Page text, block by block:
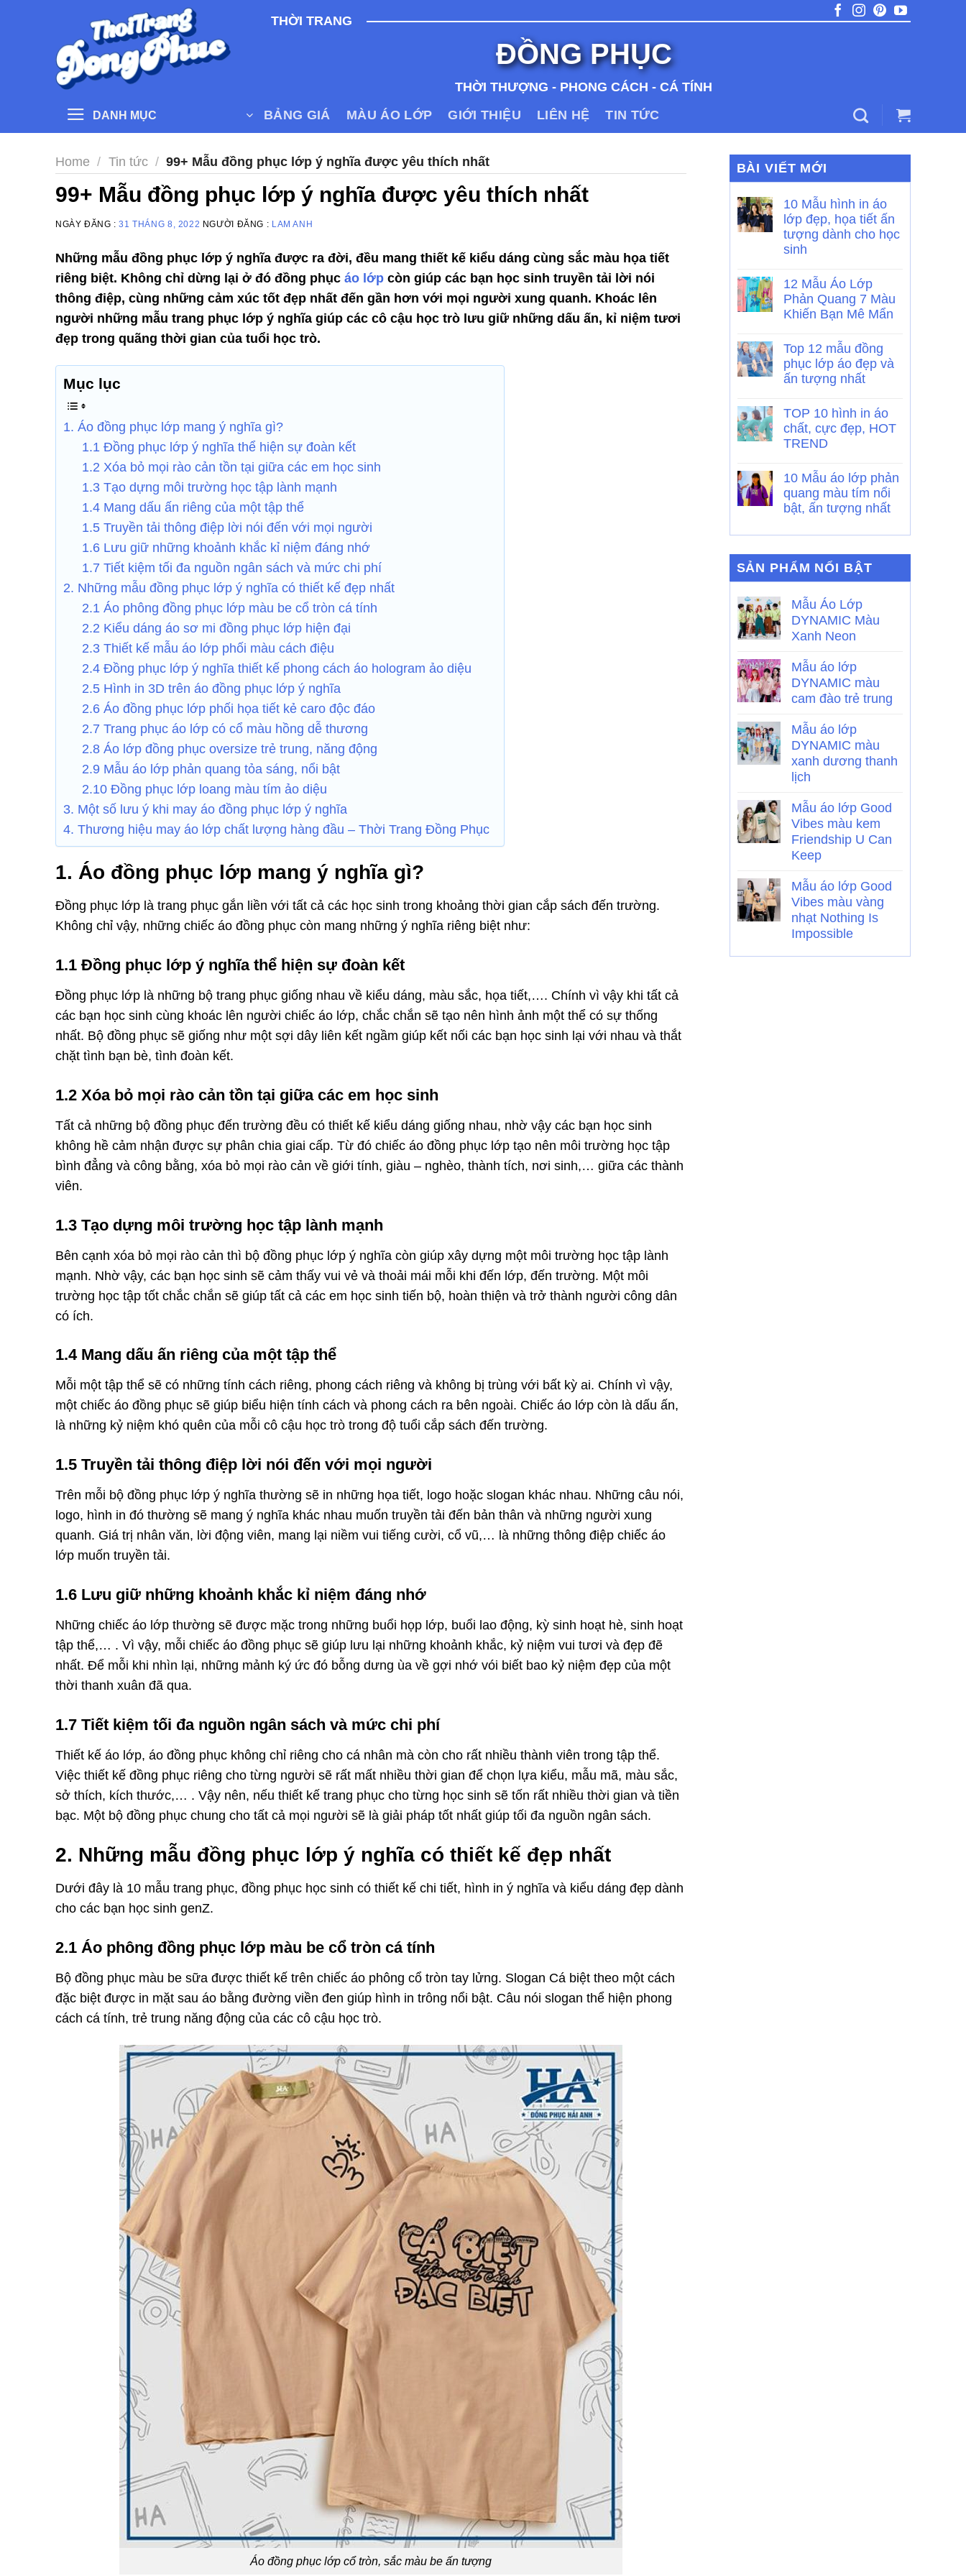
THỜI TRANG
ĐỒNG PHỤC
THỜI THƯỢNG - PHONG CÁCH - CÁ TÍNH
DANH MỤC BẢNG GIÁ MÀU ÁO LỚP GIỚI THIỆU LIÊN HỆ TIN TỨC
Home / Tin tức / 99+ Mẫu đồng phục lớp ý nghĩa được yêu thích nhất
99+ Mẫu đồng phục lớp ý nghĩa được yêu thích nhất
NGÀY ĐĂNG :31 THÁNG 8, 2022 NGƯỜI ĐĂNG : LAM ANH
Những mẫu đồng phục lớp ý nghĩa được ra đời, đều mang thiết kế kiểu dáng cùng sắc màu họa tiết
riêng biệt. Không chỉ dừng lại ở đó đồng phục áo lớp còn giúp các bạn học sinh truyền tải lời nói
thông điệp, cùng những cảm xúc tốt đẹp nhất đến gần hơn với mọi người xung quanh. Khoác lên
người những mẫu trang phục lớp ý nghĩa giúp các cô cậu học trò lưu giữ những dấu ấn, kỉ niệm tươi
đẹp trong quãng thời gian của tuổi học trò.
Mục lục
1. Áo đồng phục lớp mang ý nghĩa gì?
1.1 Đồng phục lớp ý nghĩa thể hiện sự đoàn kết
1.2 Xóa bỏ mọi rào cản tồn tại giữa các em học sinh
1.3 Tạo dựng môi trường học tập lành mạnh
1.4 Mang dấu ấn riêng của một tập thể
1.5 Truyền tải thông điệp lời nói đến với mọi người
1.6 Lưu giữ những khoảnh khắc kỉ niệm đáng nhớ
1.7 Tiết kiệm tối đa nguồn ngân sách và mức chi phí
2. Những mẫu đồng phục lớp ý nghĩa có thiết kế đẹp nhất
2.1 Áo phông đồng phục lớp màu be cổ tròn cá tính
2.2 Kiểu dáng áo sơ mi đồng phục lớp hiện đại
2.3 Thiết kế mẫu áo lớp phối màu cách điệu
2.4 Đồng phục lớp ý nghĩa thiết kế phong cách áo hologram ảo diệu
2.5 Hình in 3D trên áo đồng phục lớp ý nghĩa
2.6 Áo đồng phục lớp phối họa tiết kẻ caro độc đáo
2.7 Trang phục áo lớp có cổ màu hồng dễ thương
2.8 Áo lớp đồng phục oversize trẻ trung, năng động
2.9 Mẫu áo lớp phản quang tỏa sáng, nổi bật
2.10 Đồng phục lớp loang màu tím ảo diệu
3. Một số lưu ý khi may áo đồng phục lớp ý nghĩa
4. Thương hiệu may áo lớp chất lượng hàng đầu – Thời Trang Đồng Phục
1. Áo đồng phục lớp mang ý nghĩa gì?
Đồng phục lớp là trang phục gắn liền với tất cả các học sinh trong khoảng thời gian cắp sách đến trường.
Không chỉ vậy, những chiếc áo đồng phục còn mang những ý nghĩa riêng biệt như:
1.1 Đồng phục lớp ý nghĩa thể hiện sự đoàn kết
Đồng phục lớp là những bộ trang phục giống nhau về kiểu dáng, màu sắc, họa tiết,…. Chính vì vậy khi tất cả
các bạn học sinh cùng khoác lên người chiếc áo lớp, chắc chắn sẽ tạo nên hình ảnh một thể có sự thống
nhất. Bộ đồng phục sẽ giống như một sợi dây liên kết ngầm giúp kết nối các bạn học sinh lại với nhau và thắt
chặt tình bạn bè, tình đoàn kết.
1.2 Xóa bỏ mọi rào cản tồn tại giữa các em học sinh
Tất cả những bộ đồng phục đến trường đều có thiết kế kiểu dáng giống nhau, nhờ vậy các bạn học sinh
không hề cảm nhận được sự phân chia giai cấp. Từ đó chiếc áo đồng phục lớp tạo nên môi trường học tập
bình đẳng và công bằng, xóa bỏ mọi rào cản về giới tính, giàu – nghèo, thành tích, nơi sinh,… giữa các thành
viên.
1.3 Tạo dựng môi trường học tập lành mạnh
Bên cạnh xóa bỏ mọi rào cản thì bộ đồng phục lớp ý nghĩa còn giúp xây dựng một môi trường học tập lành
mạnh. Nhờ vậy, các bạn học sinh sẽ cảm thấy vui vẻ và thoải mái mỗi khi đến lớp, đến trường. Một môi
trường học tập tốt chắc chắn sẽ giúp tất cả các em học sinh tiến bộ, hoàn thiện và trở thành người công dân
có ích.
1.4 Mang dấu ấn riêng của một tập thể
Mỗi một tập thể sẽ có những tính cách riêng, phong cách riêng và không bị trùng với bất kỳ ai. Chính vì vậy,
một chiếc áo đồng phục sẽ giúp biểu hiện tính cách và phong cách ra bên ngoài. Chiếc áo lớp còn là dấu ấn,
là những kỷ niệm khó quên của mỗi cô cậu học trò trong độ tuổi cắp sách đến trường.
1.5 Truyền tải thông điệp lời nói đến với mọi người
Trên mỗi bộ đồng phục lớp ý nghĩa thường sẽ in những họa tiết, logo hoặc slogan khác nhau. Những câu nói,
logo, hình in đó thường sẽ mang ý nghĩa khác nhau muốn truyền tải đến bản thân và những người xung
quanh. Giá trị nhân văn, lời động viên, mang lại niềm vui tiếng cười, cổ vũ,… là những thông điệp chiếc áo
lớp muốn truyền tải.
1.6 Lưu giữ những khoảnh khắc kỉ niệm đáng nhớ
Những chiếc áo lớp thường sẽ được mặc trong những buổi họp lớp, buổi lao động, kỳ sinh hoạt hè, sinh hoạt
tập thể,… . Vì vậy, mỗi chiếc áo đồng phục sẽ giúp lưu lại những khoảnh khắc, kỷ niệm vui tươi và đẹp đẽ
nhất. Để mỗi khi nhìn lại, những mảnh ký ức đó bỗng dưng ùa về gợi nhớ vói biết bao kỷ niệm đẹp của một
thời thanh xuân đã qua.
1.7 Tiết kiệm tối đa nguồn ngân sách và mức chi phí
Thiết kế áo lớp, áo đồng phục không chỉ riêng cho cá nhân mà còn cho rất nhiều thành viên trong tập thể.
Việc thiết kế đồng phục riêng cho từng người sẽ rất mất nhiều thời gian để chọn lựa kiểu, mẫu mã, màu sắc,
sở thích, kích thước,… . Vậy nên, nếu thiết kế trang phục cho từng học sinh sẽ tốn rất nhiều thời gian và tiền
bạc. Một bộ đồng phục chung cho tất cả mọi người sẽ là giải pháp tốt nhất giúp tối đa nguồn ngân sách.
2. Những mẫu đồng phục lớp ý nghĩa có thiết kế đẹp nhất
Dưới đây là 10 mẫu trang phục, đồng phục học sinh có thiết kế chi tiết, hình in ý nghĩa và kiểu dáng đẹp dành
cho các bạn học sinh genZ.
2.1 Áo phông đồng phục lớp màu be cổ tròn cá tính
Bộ đồng phục màu be sữa được thiết kế trên chiếc áo phông cổ tròn tay lửng. Slogan Cá biệt theo một cách
đặc biệt được in mặt sau áo bằng đường viền đen giúp hình in trông nổi bật. Câu nói slogan thể hiện phong
cách cá tính, trẻ trung năng động của các cô cậu học trò.
Áo đồng phục lớp cổ tròn, sắc màu be ấn tượng
BÀI VIẾT MỚI
10 Mẫu hình in áo
lớp đẹp, họa tiết ấn
tượng dành cho học
sinh
12 Mẫu Áo Lớp
Phản Quang 7 Màu
Khiến Bạn Mê Mẩn
Top 12 mẫu đồng
phục lớp áo đẹp và
ấn tượng nhất
TOP 10 hình in áo
chất, cực đẹp, HOT
TREND
10 Mẫu áo lớp phản
quang màu tím nổi
bật, ấn tượng nhất
SẢN PHẨM NỔI BẬT
Mẫu Áo Lớp
DYNAMIC Màu
Xanh Neon
Mẫu áo lớp
DYNAMIC màu
cam đào trẻ trung
Mẫu áo lớp
DYNAMIC màu
xanh dương thanh
lịch
Mẫu áo lớp Good
Vibes màu kem
Friendship U Can
Keep
Mẫu áo lớp Good
Vibes màu vàng
nhạt Nothing Is
Impossible